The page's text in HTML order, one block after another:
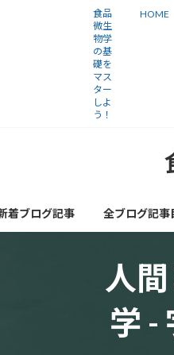
プ
動
食品
微生
物学
の基
礎を
マス
ター
しよ
う！
HOME
着ブログ記事 全ブログ記事
人
学 -